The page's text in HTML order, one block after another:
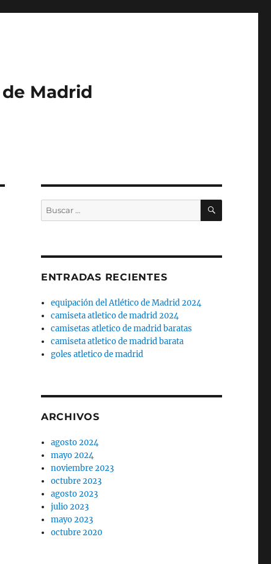
Madrid
Buscar
por:
BUSCAR
ENTRADAS RECIENTES
equipación del Atlético de Madrid 2024
camiseta atletico de madrid 2024
camisetas atletico de madrid baratas
camiseta atletico de madrid barata
goles atletico de madrid
ARCHIVOS
agosto 2024
mayo 2024
noviembre 2023
octubre 2023
agosto 2023
julio 2023
mayo 2023
octubre 2020